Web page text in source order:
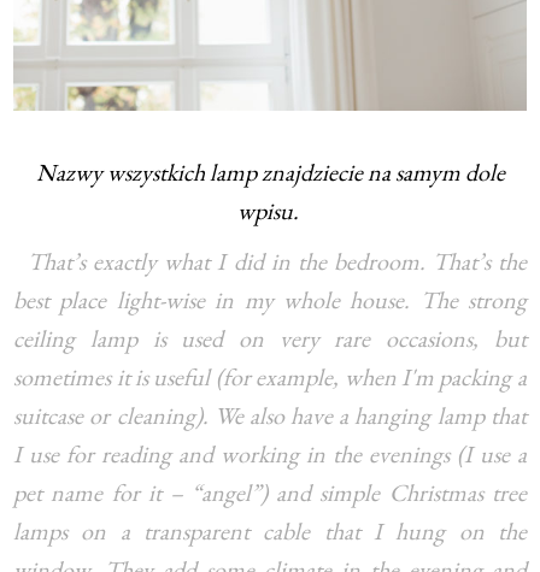
Nazwy wszystkich lamp znajdziecie na samym dole
wpisu.
That’s exactly what I did in the bedroom. That’s the
best place light-wise in my whole house. The strong
ceiling lamp is used on very rare occasions, but
sometimes it is useful (for example, when I'm packing a
suitcase or cleaning). We also have a hanging lamp that
I use for reading and working in the evenings (I use a
pet name for it – “angel”) and simple Christmas tree
lamps on a transparent cable that I hung on the